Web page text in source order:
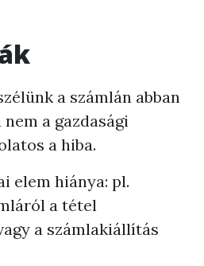
a számlán abban
a gazdasági
a hiba.
elem hiánya: pl.
a tétel
a számlakiállítás